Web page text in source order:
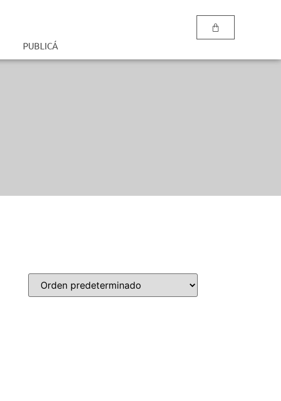
PUBLICÁ